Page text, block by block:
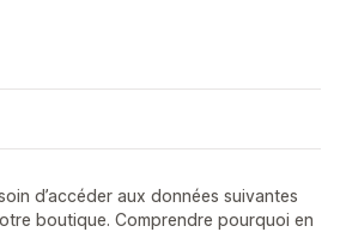
d’accéder aux données suivantes
boutique. Comprendre pourquoi en